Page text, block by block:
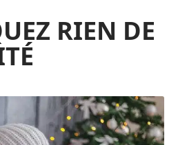
RIEN DE